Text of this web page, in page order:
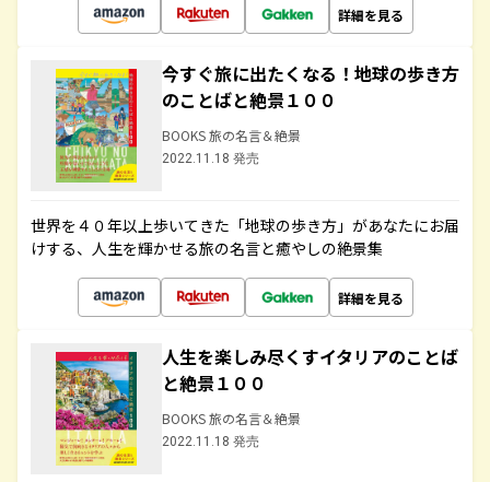
詳細を見る
今すぐ旅に出たくなる！地球の歩き方
のことばと絶景１００
BOOKS 旅の名言＆絶景
2022.11.18 発売
世界を４０年以上歩いてきた「地球の歩き方」があなたにお届
けする、人生を輝かせる旅の名言と癒やしの絶景集
詳細を見る
人生を楽しみ尽くすイタリアのことば
と絶景１００
BOOKS 旅の名言＆絶景
2022.11.18 発売